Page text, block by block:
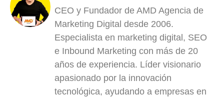
CEO y Fundador de AMD Agencia de
Marketing Digital desde 2006.
Especialista en marketing digital, SEO
e Inbound Marketing con más de 20
años de experiencia. Líder visionario
apasionado por la innovación
tecnológica, ayudando a empresas en